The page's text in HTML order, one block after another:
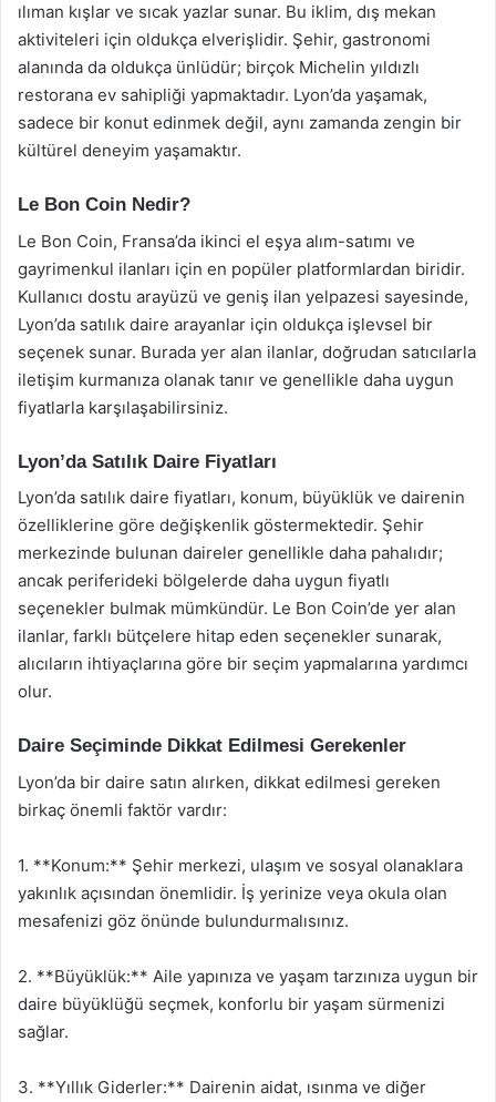
ılıman kışlar ve sıcak yazlar sunar. Bu iklim, dış mekan
aktiviteleri için oldukça elverişlidir. Şehir, gastronomi
alanında da oldukça ünlüdür; birçok Michelin yıldızlı
restorana ev sahipliği yapmaktadır. Lyon’da yaşamak,
sadece bir konut edinmek değil, aynı zamanda zengin bir
kültürel deneyim yaşamaktır.
Le Bon Coin Nedir?
Le Bon Coin, Fransa’da ikinci el eşya alım-satımı ve
gayrimenkul ilanları için en popüler platformlardan biridir.
Kullanıcı dostu arayüzü ve geniş ilan yelpazesi sayesinde,
Lyon’da satılık daire arayanlar için oldukça işlevsel bir
seçenek sunar. Burada yer alan ilanlar, doğrudan satıcılarla
iletişim kurmanıza olanak tanır ve genellikle daha uygun
fiyatlarla karşılaşabilirsiniz.
Lyon’da Satılık Daire Fiyatları
Lyon’da satılık daire fiyatları, konum, büyüklük ve dairenin
özelliklerine göre değişkenlik göstermektedir. Şehir
merkezinde bulunan daireler genellikle daha pahalıdır;
ancak periferideki bölgelerde daha uygun fiyatlı
seçenekler bulmak mümkündür. Le Bon Coin’de yer alan
ilanlar, farklı bütçelere hitap eden seçenekler sunarak,
alıcıların ihtiyaçlarına göre bir seçim yapmalarına yardımcı
olur.
Daire Seçiminde Dikkat Edilmesi Gerekenler
Lyon’da bir daire satın alırken, dikkat edilmesi gereken
birkaç önemli faktör vardır:
1. **Konum:** Şehir merkezi, ulaşım ve sosyal olanaklara
yakınlık açısından önemlidir. İş yerinize veya okula olan
mesafenizi göz önünde bulundurmalısınız.
2. **Büyüklük:** Aile yapınıza ve yaşam tarzınıza uygun bir
daire büyüklüğü seçmek, konforlu bir yaşam sürmenizi
sağlar.
3. **Yıllık Giderler:** Dairenin aidat, ısınma ve diğer